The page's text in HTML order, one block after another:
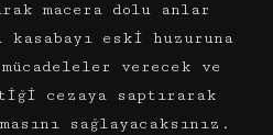
macera dolu anlar
kasabayı eski huzuruna
verecek ve
cezaya saptırarak
sağlayacaksınız.